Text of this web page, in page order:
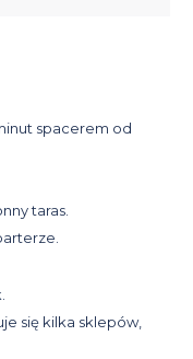
spacerem od
taras.
się kilka sklepów,